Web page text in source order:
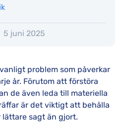
5 juni 2025
problem som påverkar
år. Förutom att förstöra
de även leda till materiella
är det viktigt att behålla
sagt än gjort.